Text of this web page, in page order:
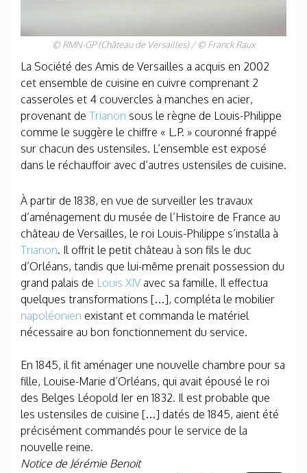
© RMN-GP (Château de Versailles) / © Franck Raux
La Société des Amis de Versailles a acquis en 2002
cet ensemble de cuisine en cuivre comprenant 2
casseroles et 4 couvercles à manches en acier,
provenant de Trianon sous le règne de Louis-Philippe
comme le suggère le chiffre « L.P. » couronné frappé
sur chacun des ustensiles. L’ensemble est exposé
dans le réchauffoir avec d’autres ustensiles de cuisine.
À partir de 1838, en vue de surveiller les travaux
d’aménagement du musée de l’Histoire de France au
château de Versailles, le roi Louis-Philippe s’installa à
Trianon. Il offrit le petit château à son fils le duc
d’Orléans, tandis que lui-même prenait possession du
grand palais de Louis XIVavec sa famille. Il effectua
quelques transformations […], compléta le mobilier
napoléonien existant et commanda le matériel
nécessaire au bon fonctionnement du service.
En 1845, il fit aménager une nouvelle chambre pour sa
fille, Louise-Marie d’Orléans, qui avait épousé le roi
des Belges Léopold Ier en 1832. Il est probable que
les ustensiles de cuisine […] datés de 1845, aient été
précisément commandés pour le service de la
nouvelle reine.
Notice de Jérémie Benoit